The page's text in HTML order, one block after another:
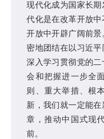
现代化成为国家长
代化是在改革开放
开放中开辟广阔前
密地团结在以习近平
深入学习贯彻党的
会和把握进一步全
则、重大举措、根
新，我们就一定能
章，推动中国式现
前。